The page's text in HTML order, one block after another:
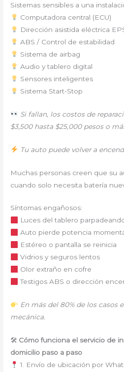
Sistemas sensibles a una
Computadora central (ECU)
Dirección asistida eléctrica
ABS / Control de estabilidad
Sistema de airbag
Audio y tablero digital
Sensores inteligentes
Sistema Start-Stop
Si fallan, los costos de
$3,500 hasta $25,000 pesos o
Tu auto puede volver a
Muchas personas creen que su
cuando solo necesita batería
Síntomas engañosos:
Luces del tablero
Auto pierde potencia
Estéreo o pantalla se reinicia
Vidrios y seguros lentos
Olor extraño en cofre
Testigos ABS o dirección
En más del 80% de los casos
mecánica.
🛠 Cómo funciona el servicio de
domicilio paso a paso
1. Envío de ubicación por